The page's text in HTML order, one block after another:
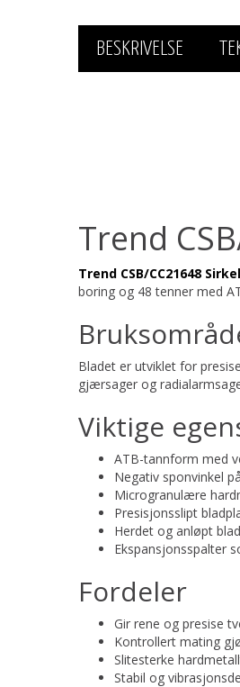
BESKRIVELSE
Trend
Trend CSB/CC21648
boring og 48 tenner med
Bladet er utviklet for
gjærsager og
Viktige
ATB-tannform med
Negativ sponvinkel
Microgranulære
Presisjonsslipt
Herdet og anløpt
Ekspansjonsspalter
Fordeler
Gir rene og presise
Kontrollert mating
Slitesterke
Stabil og